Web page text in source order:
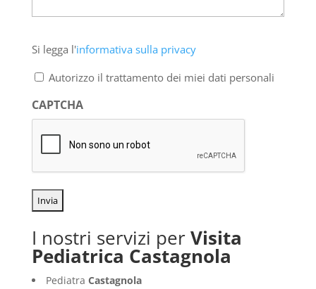
legga
l'informativa
privacy
*
Si legga l'informativa sulla privacy
Autorizzo il trattamento dei miei dati personali
CAPTCHA
I nostri servizi perVisita
Pediatrica Castagnola
Pediatra Castagnola